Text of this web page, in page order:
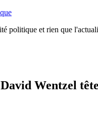
politique et rien que
Wentzel